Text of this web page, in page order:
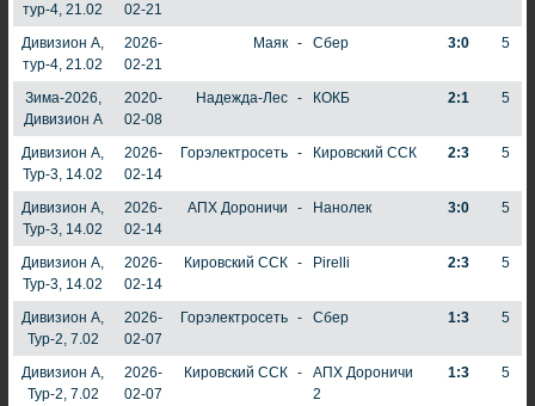
тур-4, 21.02
02-21
Дивизион А,
тур-4, 21.02
2026-
02-21
Маяк - Сбер 3:0 5
Зима-2026,
Дивизион А
2020-
02-08
Надежда-Лес - КОКБ 2:1 5
Дивизион А,
Тур-3, 14.02
2026-
02-14
Горэлектросеть - Кировский ССК 2:3 5
Дивизион А,
Тур-3, 14.02
2026-
02-14
АПХ Дороничи - Нанолек 3:0 5
Дивизион А,
Тур-3, 14.02
2026-
02-14
Кировский ССК - Pirelli 2:3 5
Дивизион А,
Тур-2, 7.02
2026-
02-07
Горэлектросеть - Сбер 1:3 5
Дивизион А,
Тур-2, 7.02
2026-
02-07
Кировский ССК -
АПХ Дороничи
2
1:3 5